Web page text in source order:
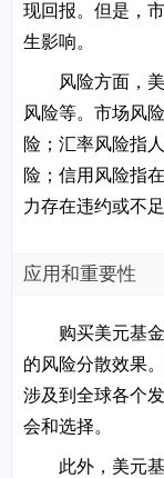
现回报。但是，
生影响。
风险方面，
风险等。市场风
险；汇率风险指
险；信用风险指
力存在违约或不足
应用和重要性
购买美元基
的风险分散效果
涉及到全球各个
会和选择。
此外，美元